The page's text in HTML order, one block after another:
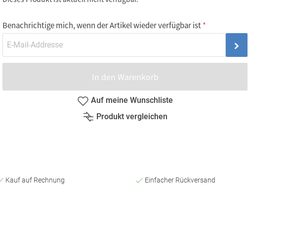
Benachrichtige mich, wenn der Artikel wieder verfügbar ist
In den Warenkorb
Auf meine Wunschliste
Produkt vergleichen
Kauf auf Rechnung Einfacher Rückversand